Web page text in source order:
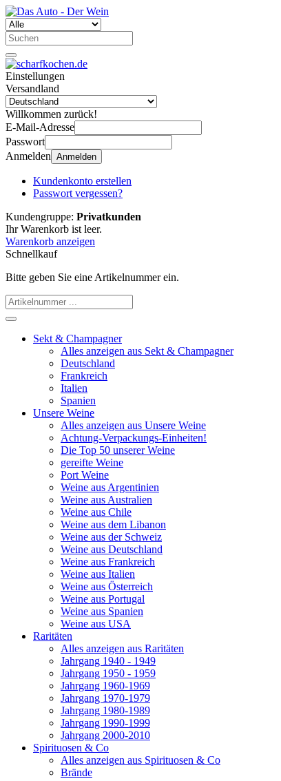
Einstellungen
Versandland
Willkommen zurück!
E-Mail-Adresse
Passwort
Anmelden Anmelden
Kundenkonto erstellen
Passwort vergessen?
Kundengruppe: Privatkunden
Ihr Warenkorb ist leer.
Warenkorb anzeigen
Schnellkauf
Bitte geben Sie eine Artikelnummer ein.
Sekt & Champagner
Alles anzeigen aus Sekt & Champagner
Deutschland
Frankreich
Italien
Spanien
Unsere Weine
Alles anzeigen aus Unsere Weine
Achtung-Verpackungs-Einheiten!
Die Top 50 unserer Weine
gereifte Weine
Port Weine
Weine aus Argentinien
Weine aus Australien
Weine aus Chile
Weine aus dem Libanon
Weine aus der Schweiz
Weine aus Deutschland
Weine aus Frankreich
Weine aus Italien
Weine aus Österreich
Weine aus Portugal
Weine aus Spanien
Weine aus USA
Raritäten
Alles anzeigen aus Raritäten
Jahrgang 1940 - 1949
Jahrgang 1950 - 1959
Jahrgang 1960-1969
Jahrgang 1970-1979
Jahrgang 1980-1989
Jahrgang 1990-1999
Jahrgang 2000-2010
Spirituosen & Co
Alles anzeigen aus Spirituosen & Co
Brände